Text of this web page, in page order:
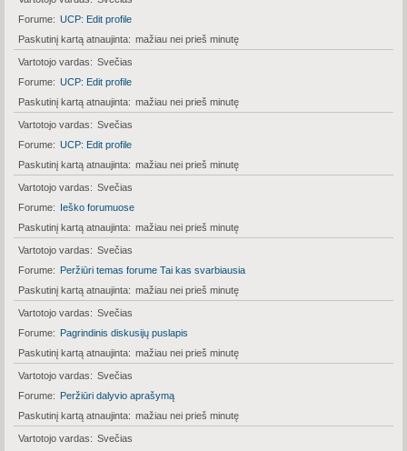
Forume
UCP: Edit profile
Paskutinį kartą atnaujinta
mažiau nei prieš minutę
Vartotojo vardas
Svečias
Forume
UCP: Edit profile
Paskutinį kartą atnaujinta
mažiau nei prieš minutę
Vartotojo vardas
Svečias
Forume
UCP: Edit profile
Paskutinį kartą atnaujinta
mažiau nei prieš minutę
Vartotojo vardas
Svečias
Forume
Ieško forumuose
Paskutinį kartą atnaujinta
mažiau nei prieš minutę
Vartotojo vardas
Svečias
Forume
Peržiūri temas forume Tai kas svarbiausia
Paskutinį kartą atnaujinta
mažiau nei prieš minutę
Vartotojo vardas
Svečias
Forume
Pagrindinis diskusijų puslapis
Paskutinį kartą atnaujinta
mažiau nei prieš minutę
Vartotojo vardas
Svečias
Forume
Peržiūri dalyvio aprašymą
Paskutinį kartą atnaujinta
mažiau nei prieš minutę
Vartotojo vardas
Svečias